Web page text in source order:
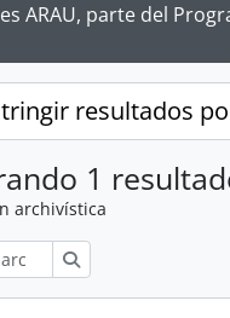
ARAU, parte del
resultados
1
archivística